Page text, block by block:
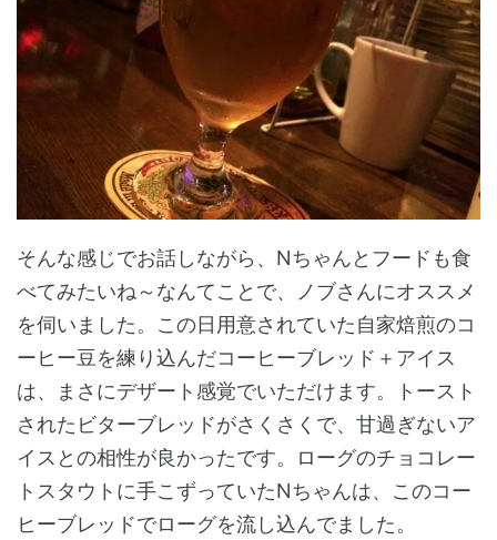
そんな感じでお話しながら、Nちゃんとフードも食
べてみたいね～なんてことで、ノブさんにオススメ
を伺いました。この日用意されていた自家焙煎のコ
ーヒー豆を練り込んだコーヒーブレッド＋アイス
は、まさにデザート感覚でいただけます。トースト
されたビターブレッドがさくさくで、甘過ぎないア
イスとの相性が良かったです。ローグのチョコレー
トスタウトに手こずっていたNちゃんは、このコー
ヒーブレッドでローグを流し込んでました。